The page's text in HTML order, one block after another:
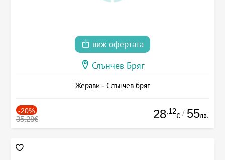
виж офертата
Слънчев Бряг
Жерави - Слънчев бряг
-20%
35.28€ 28.12
€ / 55лв.